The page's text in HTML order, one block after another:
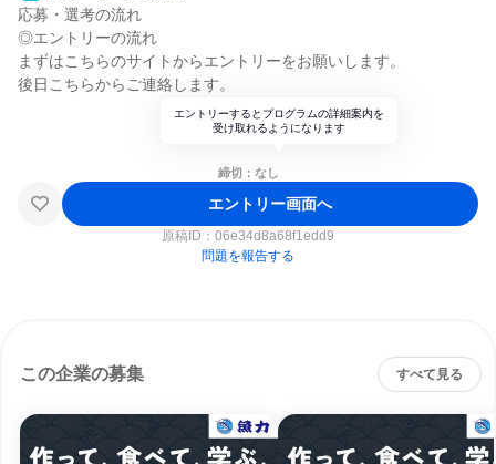
応募・選考の流れ
◎エントリーの流れ
まずはこちらのサイトからエントリーをお願いします。
後日こちらからご連絡します。
エントリーするとプログラムの詳細案内を
受け取れるようになります
締切：なし
エントリー画面へ
原稿ID： 06e34d8a68f1edd9
問題を報告する
この企業の募集 すべて見る